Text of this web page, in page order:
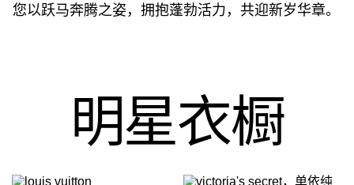
您以跃马奔腾之姿，拥抱蓬勃活力，共迎新岁华章。
明星衣橱